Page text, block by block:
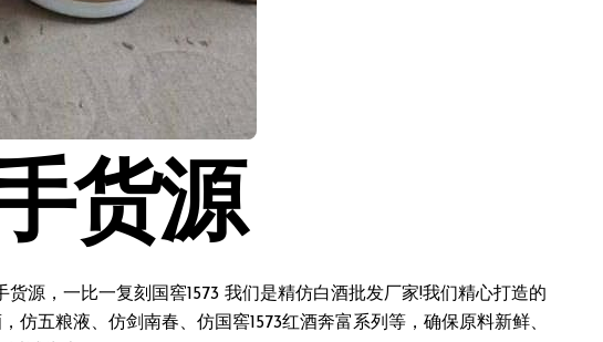
货源
源，一比一复刻国窖1573 我们是精仿白酒批发厂家!我们精心打造的
五粮液、仿剑南春、仿国窖1573红酒奔富系列等，确保原料新鲜、